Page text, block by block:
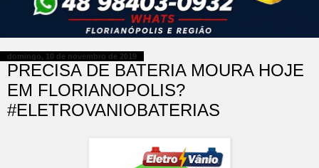
domingo, 10 de novembro de 2019
PRECISA DE BATERIA MOURA HOJE
EM FLORIANOPOLIS?
#ELETROVANIOBATERIAS